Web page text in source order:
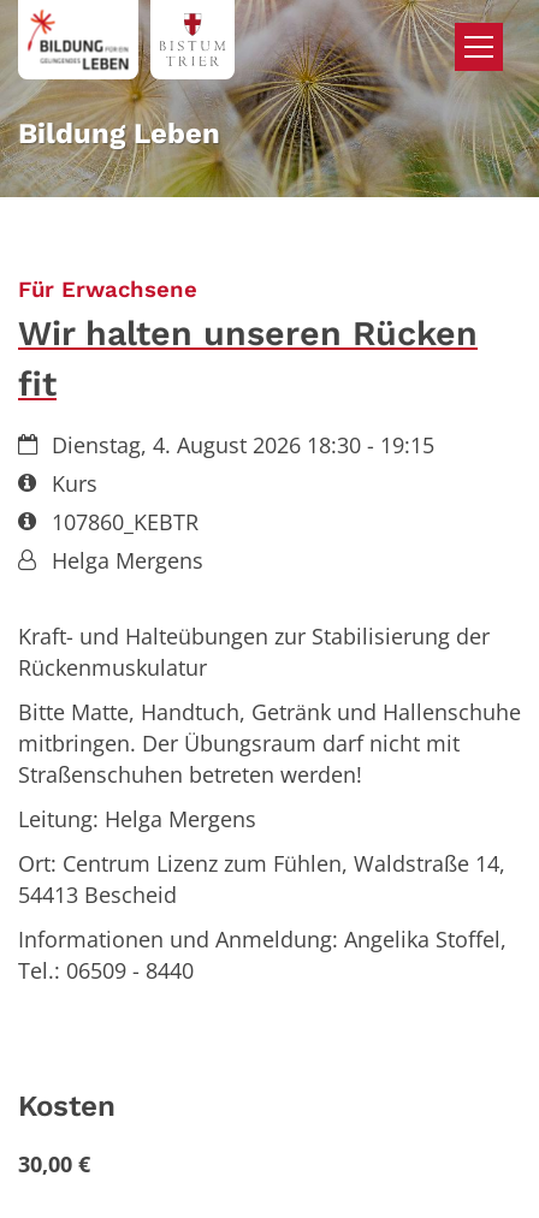
Zum Inhalt springen
Bildung Leben
Für Erwachsene
Wir halten unseren Rücken
fit
Datum:Dienstag, 4. August 2026 18:30 - 19:15
Art bzw. Nummer:
Kurs
Art bzw. Nummer:
107860_KEBTR
Von:Helga Mergens
Kraft- und Halteübungen zur Stabilisierung der
Rückenmuskulatur
Bitte Matte, Handtuch, Getränk und Hallenschuhe
mitbringen. Der Übungsraum darf nicht mit
Straßenschuhen betreten werden!
Leitung: Helga Mergens
Ort: Centrum Lizenz zum Fühlen, Waldstraße 14,
54413 Bescheid
Informationen und Anmeldung: Angelika Stoffel,
Tel.: 06509 - 8440
Kosten
30,00 €